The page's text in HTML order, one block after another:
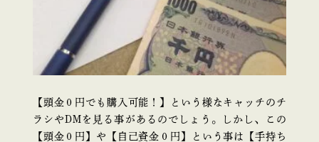
【頭金０円でも購入可能！】という様なキャッチのチ
ラシやDMを見る事があるのでしょう。しかし、この
【頭金０円】や【自己資金０円】という事は【手持ち